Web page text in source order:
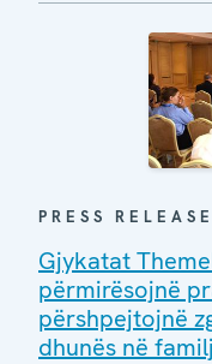
PRESS RELEASE
Gjykatat
përmirësojnë
përshpejtojnë
dhunës në